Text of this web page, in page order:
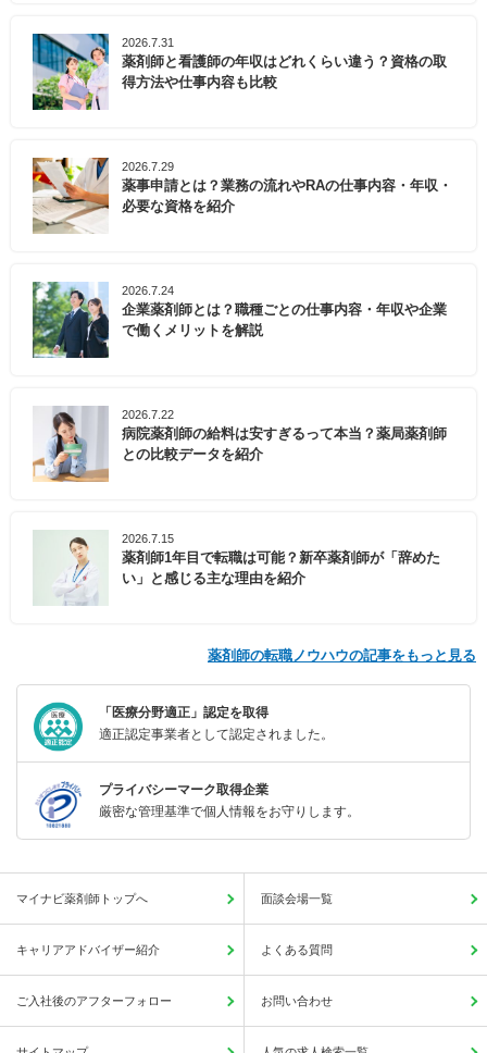
2026.7.31
薬剤師と看護師の年収はどれくらい違う？資格の取
得方法や仕事内容も比較
2026.7.29
薬事申請とは？業務の流れやRAの仕事内容・年収・
必要な資格を紹介
2026.7.24
企業薬剤師とは？職種ごとの仕事内容・年収や企業
で働くメリットを解説
2026.7.22
病院薬剤師の給料は安すぎるって本当？薬局薬剤師
との比較データを紹介
2026.7.15
薬剤師1年目で転職は可能？新卒薬剤師が「辞めた
い」と感じる主な理由を紹介
薬剤師の転職ノウハウの記事をもっと見る
「医療分野適正」認定を取得
適正認定事業者として認定されました。
プライバシーマーク取得企業
厳密な管理基準で個人情報をお守りします。
マイナビ薬剤師トップへ 面談会場一覧
キャリアアドバイザー紹介 よくある質問
ご入社後のアフターフォロー お問い合わせ